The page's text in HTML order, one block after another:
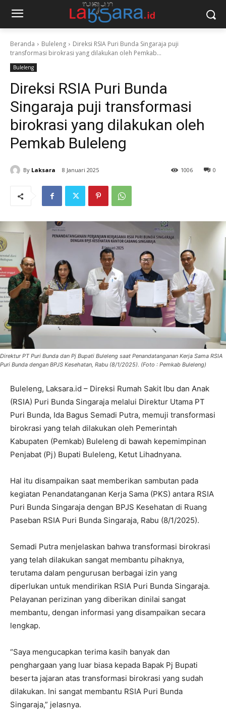
Beranda Buleleng
Direksi RSIA Puri Bunda Singaraja puji
transformasi birokrasi yang dilakukan oleh Pemkab...
Buleleng
Direksi RSIA Puri Bunda
Singaraja puji transformasi
birokrasi yang dilakukan oleh
Pemkab Buleleng
By Laksara 8 Januari 2025 0
1006
Direktur PT Puri Bunda dan Pj Bupati Buleleng saat Penandatanganan Kerja Sama RSIA
Puri Bunda dengan BPJS Kesehatan, Rabu (8/1/2025). (Foto : Pemkab Buleleng)
Buleleng, Laksara.id – Direksi Rumah Sakit Ibu dan Anak
(RSIA) Puri Bunda Singaraja melalui Direktur Utama PT
Puri Bunda, Ida Bagus Semadi Putra, memuji transformasi
birokrasi yang telah dilakukan oleh Pemerintah
Kabupaten (Pemkab) Buleleng di bawah kepemimpinan
Penjabat (Pj) Bupati Buleleng, Ketut Lihadnyana.
Hal itu disampaikan saat memberikan sambutan pada
kegiatan Penandatanganan Kerja Sama (PKS) antara RSIA
Puri Bunda Singaraja dengan BPJS Kesehatan di Ruang
Paseban RSIA Puri Bunda Singaraja, Rabu (8/1/2025).
Semadi Putra menjelaskan bahwa transformasi birokrasi
yang telah dilakukan sangat membantu pihaknya,
terutama dalam pengurusan berbagai izin yang
diperlukan untuk mendirikan RSIA Puri Bunda Singaraja.
Pelayanan perizinan yang diberikan dinilai sangat
membantu, dengan informasi yang disampaikan secara
lengkap.
“Saya mengucapkan terima kasih banyak dan
penghargaan yang luar biasa kepada Bapak Pj Bupati
beserta jajaran atas transformasi birokrasi yang sudah
dilakukan. Ini sangat membantu RSIA Puri Bunda
Singaraja,” jelasnya.